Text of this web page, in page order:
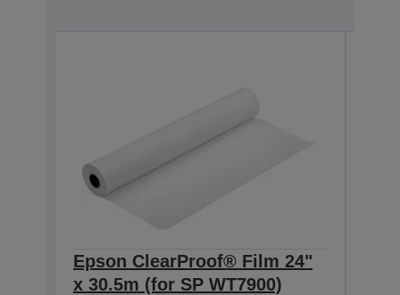
Epson ClearProof® Film 24"
x 30.5m (for SP WT7900)